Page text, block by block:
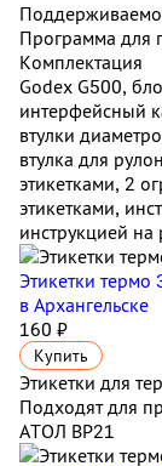
Программа для
Комплектация
Godex G500,
интерфейсный
втулки
втулка для
этикетками, 2
этикетками,
инструкцией
Этикетки
в Архангельске
160 ₽
Купить
Этикетки для
Подходят для
АТОЛ BP21